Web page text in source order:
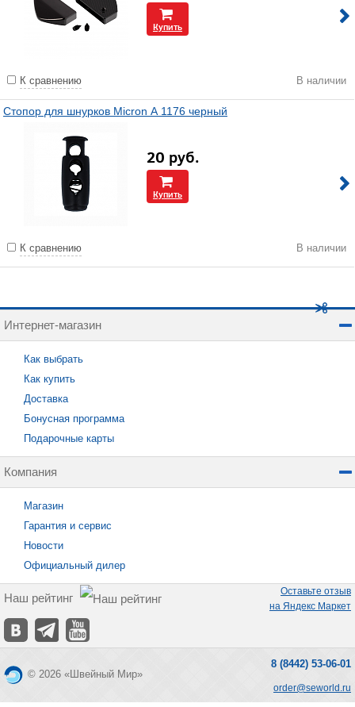
Купить
К сравнению В наличии
Стопор для шнурков Micron А 1176 черный
20 руб.
Купить
К сравнению В наличии
Интернет-магазин
Как выбрать
Как купить
Доставка
Бонусная программа
Подарочные карты
Компания
Магазин
Гарантия и сервис
Новости
Официальный дилер
Наш рейтинг
Оставьте отзыв
на Яндекс Маркет
© 2026 «Швейный Мир»
8 (8442) 53-06-01
order@seworld.ru